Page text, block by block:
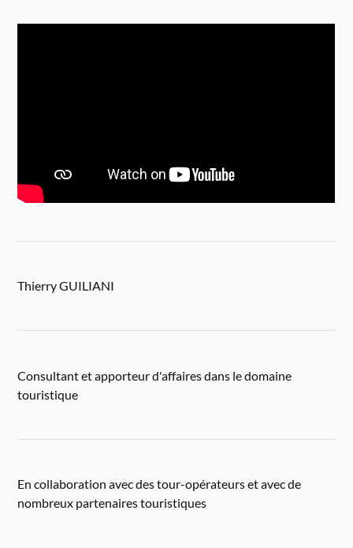
Thierry GUILIANI
Consultant et apporteur d'affaires dans le domaine
touristique
En collaboration avec des tour-opérateurs et avec de
nombreux partenaires touristiques